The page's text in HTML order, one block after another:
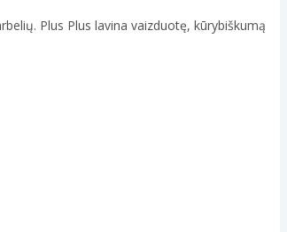
Plus Plus lavina vaizduotę, kūrybiškumą